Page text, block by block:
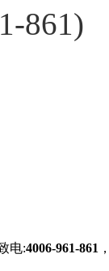
861)
电:4006-961-861